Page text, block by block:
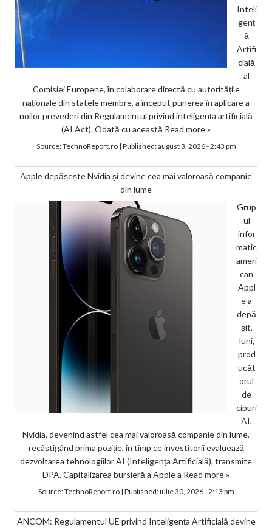
Inteli
genț
ă
Artifi
cială
al
Comisiei Europene, în colaborare directă cu autoritățile
naționale din statele membre, a început punerea în aplicare a
noilor prevederi din Regulamentul privind inteligența artificială
(AI Act). Odată cu această Read more »
Source:TechnoReport.ro| Published:august 3, 2026 - 2:43 pm
Apple depășește Nvidia și devine cea mai valoroasă companie
din lume
Grup
ul
infor
matic
ameri
can
Appl
e a
depă
șit,
luni,
prod
ucăt
orul
de
cipuri
AI,
Nvidia, devenind astfel cea mai valoroasă companie din lume,
recâștigând prima poziție, în timp ce investitorii evaluează
dezvoltarea tehnologiilor AI (Inteligența Artificială), transmite
DPA. Capitalizarea bursieră a Apple a Read more »
Source:TechnoReport.ro| Published:iulie 30, 2026 - 2:13 pm
ANCOM: Regulamentul UE privind Inteligența Artificială devine